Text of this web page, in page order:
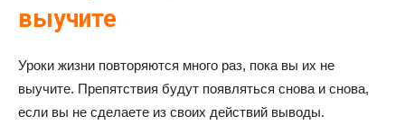
выучите
Уроки жизни повторяются много раз, пока вы их не
выучите. Препятствия будут появляться снова и снова,
если вы не сделаете из своих действий выводы.